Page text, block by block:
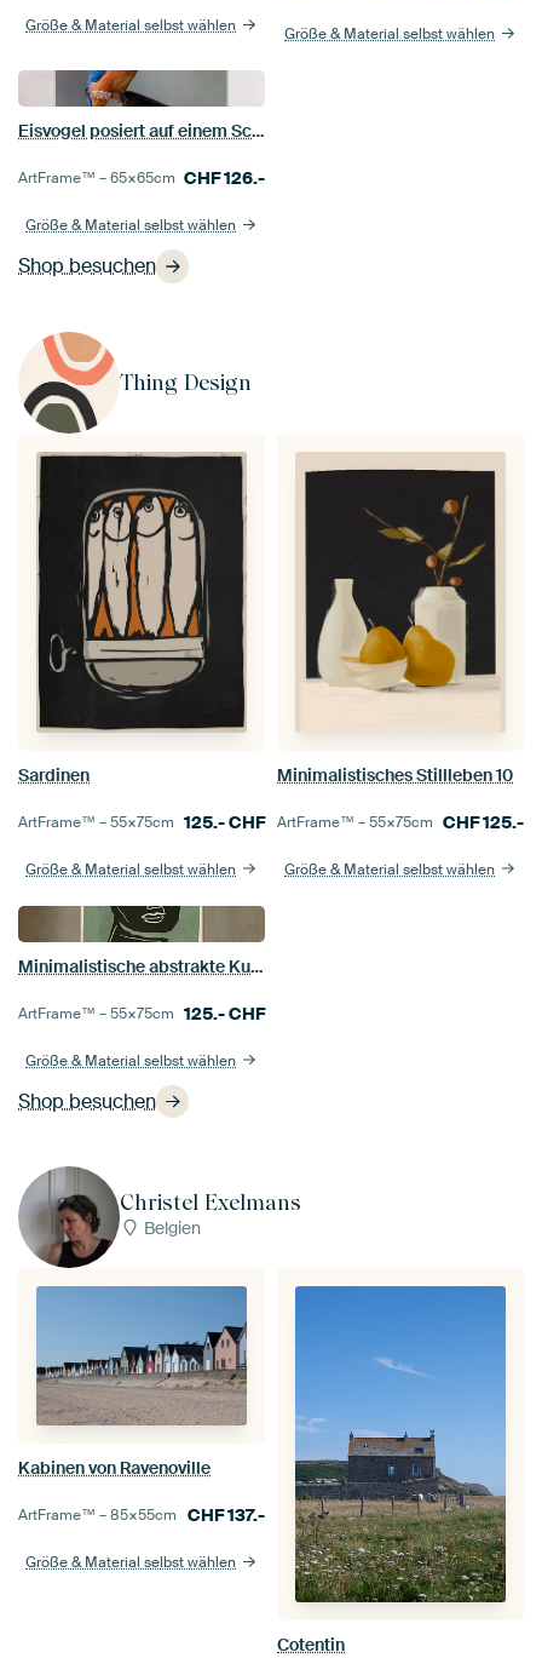
Shop besuchen
Größe & Material selbst wählen Größe & Material selbst wählen
Eisvogel posiert auf einem Schilfhalm
ArtFrame™ –65×65cm CHF126.-
Größe & Material selbst wählen
Thing Design
Shop besuchen
Sardinen
ArtFrame™ –55×75cm 125.-CHF
Größe & Material selbst wählen
Minimalistisches Stillleben 10
ArtFrame™ –55×75cm CHF125.-
Größe & Material selbst wählen
Minimalistische abstrakte Kunst – Gesicht 2
ArtFrame™ –55×75cm 125.-CHF
Größe & Material selbst wählen
Christel Exelmans
Belgien
Kabinen von Ravenoville
ArtFrame™ –85×55cm CHF137.-
Größe & Material selbst wählen
Cotentin